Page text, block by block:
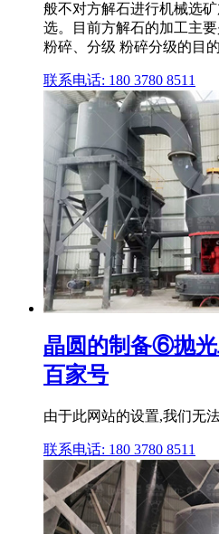
般不对方解石进行机械选
选。目前方解石的加工主
粉碎、分级 粉碎分级的目
联系电话: 180 3780 8511
晶圆的制备⑥抛
百家号
由于此网站的设置,我们无
联系电话: 180 3780 8511